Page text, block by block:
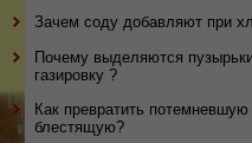
Зачем соду добавляют при
Почему выделяются
газировку ?
Как превратить
блестящую?